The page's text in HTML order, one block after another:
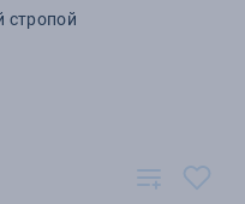
стропой